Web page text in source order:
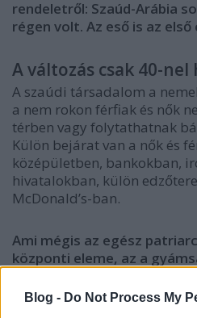
Blog - Do Not Process My
rendeletről: Szaúd-Arábia
régen volt. Az eső is az első
A változás csak 40-nel
A szaúdi társadalom a
a nem rokon férfiak és nők
térben vagy folytathatnak
Külön bejárat van a nők és
középületben, bankokban,
hivatalokban, külön
McDonald’s-ban.
Ami mégis az egész
központi eleme, az a
tartja számon és az életük